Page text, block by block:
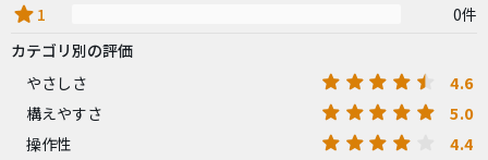
star 1
0件
カテゴリ別の評価
やさしさ
4.6
構えやすさ 5.0
操作性 4.4